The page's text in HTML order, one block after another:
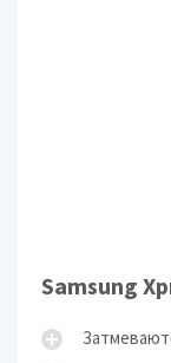
Samsung